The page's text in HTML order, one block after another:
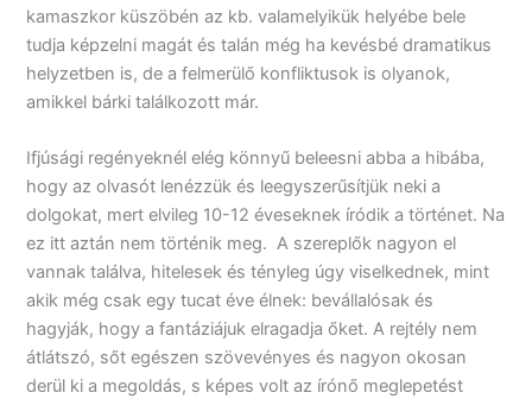
kamaszkor küszöbén az kb. valamelyikük helyébe bele
tudja képzelni magát és talán még ha kevésbé dramatikus
helyzetben is, de a felmerülő konfliktusok is olyanok,
amikkel bárki találkozott már.
Ifjúsági regényeknél elég könnyű beleesni abba a hibába,
hogy az olvasót lenézzük és leegyszerűsítjük neki a
dolgokat, mert elvileg 10-12 éveseknek íródik a történet. Na
ez itt aztán nem történik meg. A szereplők nagyon el
vannak találva, hitelesek és tényleg úgy viselkednek, mint
akik még csak egy tucat éve élnek: bevállalósak és
hagyják, hogy a fantáziájuk elragadja őket. A rejtély nem
átlátszó, sőt egészen szövevényes és nagyon okosan
derül ki a megoldás, s képes volt az írónő meglepetést